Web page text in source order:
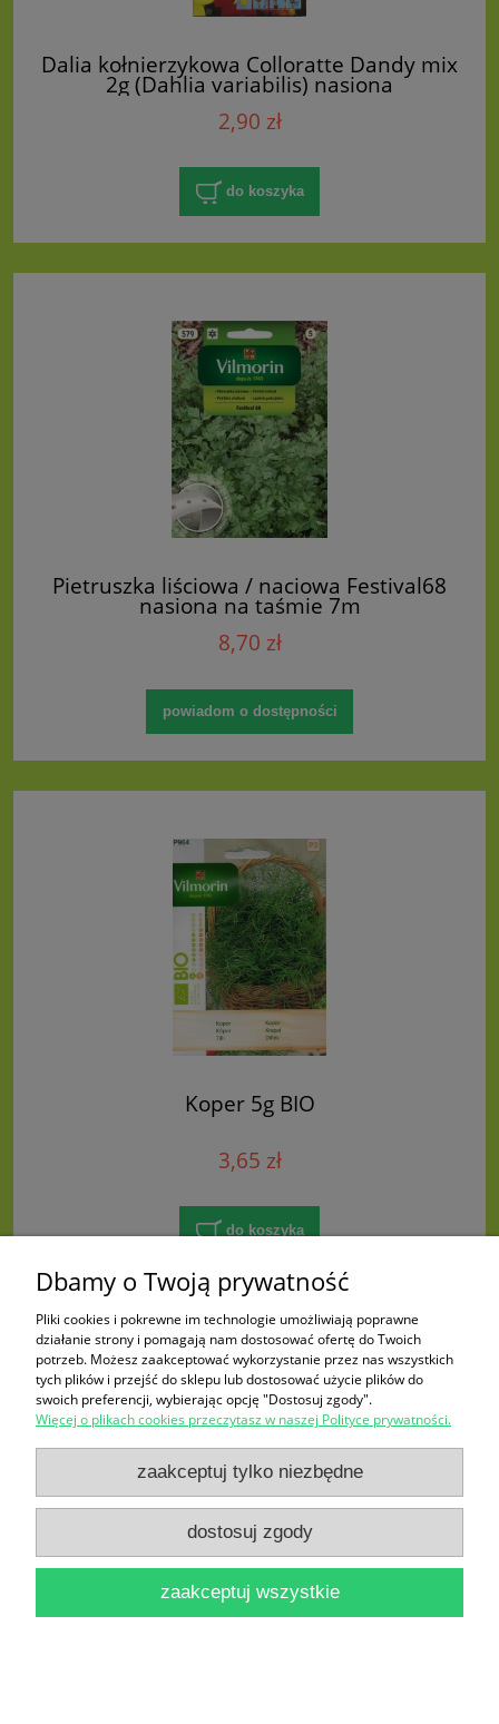
Dalia kołnierzykowa Colloratte Dandy mix
2g (Dahlia variabilis) nasiona
2,90 zł
do koszyka
Pietruszka liściowa / naciowa Festival68
nasiona na taśmie 7m
8,70 zł
powiadom o dostępności
Koper 5g BIO
3,65 zł
do koszyka
Pomidor Pedro F1 szklarniowy 0,1g
Dbamy o Twoją prywatność
Pliki cookies i pokrewne im technologie umożliwiają poprawne
działanie strony i pomagają nam dostosować ofertę do Twoich
potrzeb. Możesz zaakceptować wykorzystanie przez nas wszystkich
tych plików i przejść do sklepu lub dostosować użycie plików do
swoich preferencji, wybierając opcję "Dostosuj zgody".
Więcej o plikach cookies przeczytasz w naszej Polityce prywatności.
zaakceptuj tylko niezbędne
dostosuj zgody
zaakceptuj wszystkie